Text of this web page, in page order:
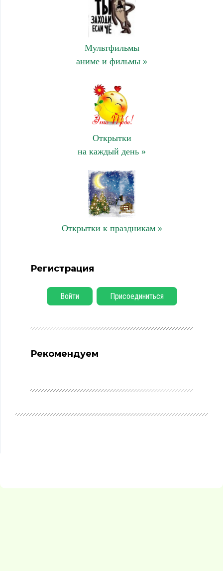
Мультфильмы
аниме и фильмы »
Открытки
на каждый день »
Открытки к праздникам »
Регистрация
Войти Присоединиться
Рекомендуем